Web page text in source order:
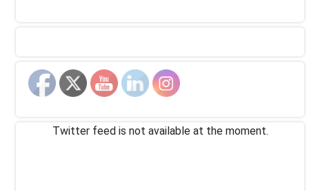
Twitter feed is not available at the moment.